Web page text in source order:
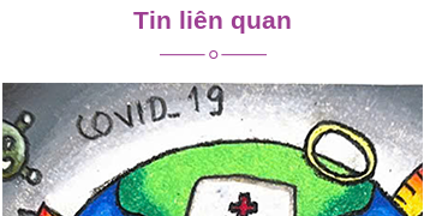
Tin liên quan